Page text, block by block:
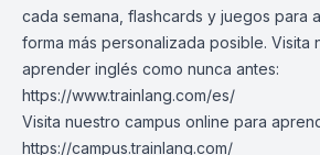
cada semana, flashcards y juegos para
forma más personalizada posible. Visita
aprender inglés como nunca antes:
https://www.trainlang.com/es/
Visita nuestro campus online para
https://campus.trainlang.com/